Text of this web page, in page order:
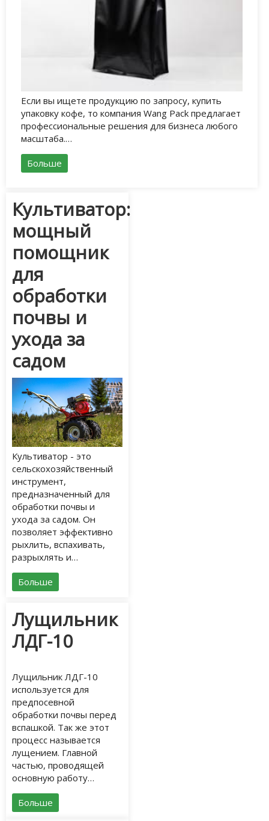
Если вы ищете продукцию по запросу, купить
упаковку кофе, то компания Wang Pack предлагает
профессиональные решения для бизнеса любого
масштаба.…
Больше
Культиватор:
мощный
помощник
для
обработки
почвы и
ухода за
садом
Культиватор - это
сельскохозяйственный
инструмент,
предназначенный для
обработки почвы и
ухода за садом. Он
позволяет эффективно
рыхлить, вспахивать,
разрыхлять и…
Больше
Лущильник
ЛДГ-10
Лущильник ЛДГ-10
используется для
предпосевной
обработки почвы перед
вспашкой. Так же этот
процесс называется
лущением. Главной
частью, проводящей
основную работу…
Больше